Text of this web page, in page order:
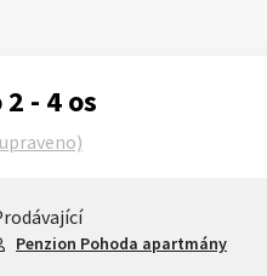
- 4 os
Penzion Pohoda apartmány